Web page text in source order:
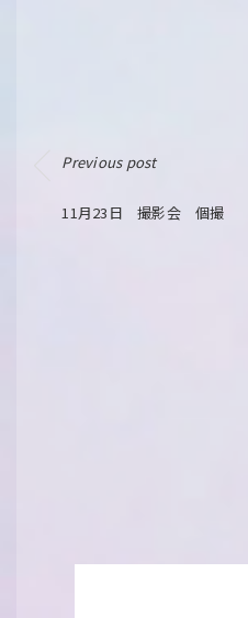
Previous post
11月23日 撮影会 個撮